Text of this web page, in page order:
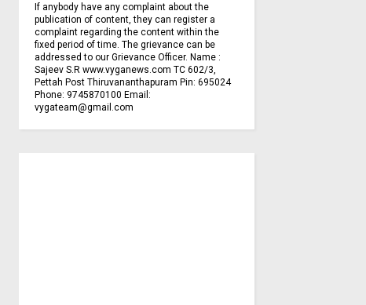
If anybody have any complaint about the
publication of content, they can register a
complaint regarding the content within the
fixed period of time. The grievance can be
addressed to our Grievance Officer. Name :
Sajeev S.R www.vyganews.com TC 602/3,
Pettah Post Thiruvananthapuram Pin: 695024
Phone: 9745870100 Email:
vygateam@gmail.com